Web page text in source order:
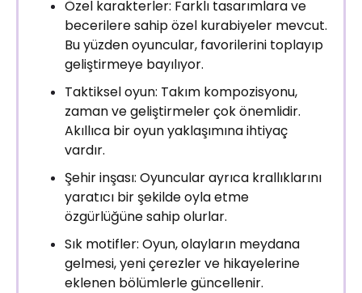
Özel karakterler: Farklı tasarımlara ve
becerilere sahip özel kurabiyeler mevcut.
Bu yüzden oyuncular, favorilerini toplayıp
geliştirmeye bayılıyor.
Taktiksel oyun: Takım kompozisyonu,
zaman ve geliştirmeler çok önemlidir.
Akıllıca bir oyun yaklaşımına ihtiyaç
vardır.
Şehir inşası: Oyuncular ayrıca krallıklarını
yaratıcı bir şekilde oyla etme
özgürlüğüne sahip olurlar.
Sık motifler: Oyun, olayların meydana
gelmesi, yeni çerezler ve hikayelerine
eklenen bölümlerle güncellenir.